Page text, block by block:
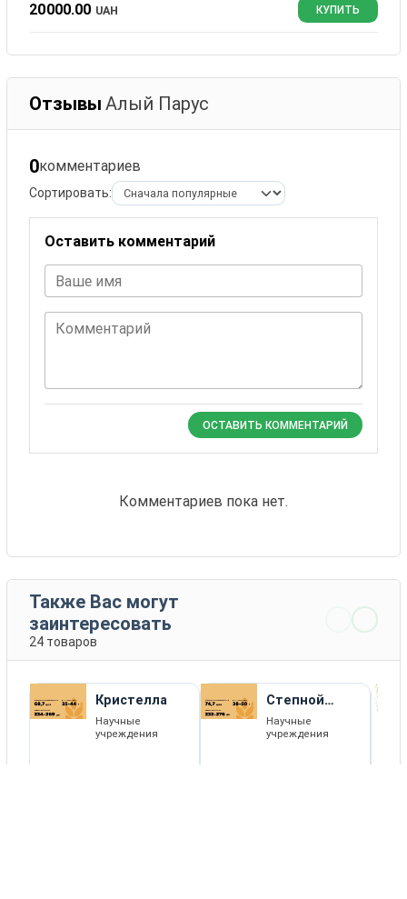
20000.00 UAH КУПИТЬ
Отзывы Алый Парус
0комментариев
Сортировать:
Оставить комментарий
Ваше имя
Комментарий
ОСТАВИТЬ КОММЕНТАРИЙ
Комментариев пока нет.
Также Вас могут
заинтересовать
24 товаров
Кристелла
Научные
учреждения
Степной
Янтарь
Научные
учреждения